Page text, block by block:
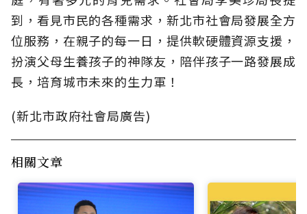
到，看見市民的各種需求，新北市社會局發展全方
位服務，在親子的每一日，提供軟硬體資源支援，
扮演父母生養孩子的神隊友，陪伴孩子一路發展成
長，培育城市未來的生力軍！
(新北市政府社會局廣告)
相關文章